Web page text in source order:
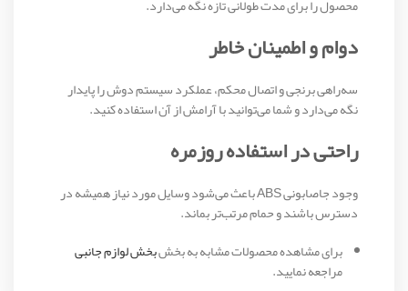
محصول را برای مدت طولانی تازه نگه می‌دارد.
دوام و اطمینان خاطر
سه‌راهی برنجی و اتصال محکم، عملکرد سیستم دوش را پایدار
نگه می‌دارد و شما می‌توانید با آرامش از آن استفاده کنید.
راحتی در استفاده روزمره
وجود جاصابونی ABS باعث می‌شود وسایل مورد نیاز همیشه در
دسترس باشند و حمام مرتب‌تر بماند.
برای مشاهده محصولات مشابه به بخشبخش لوازم جانبی
مراجعه نمایید.